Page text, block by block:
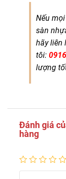
Nếu
sàn
hãy liên
tôi:
lượng
Đánh giá
hàng